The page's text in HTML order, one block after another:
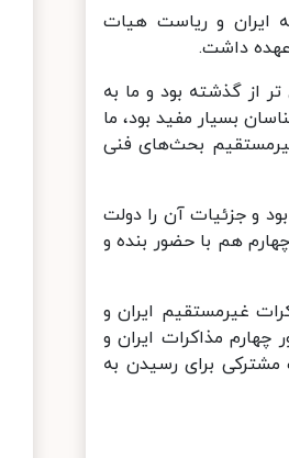
ایران و ریاست هیات
داشت.
از گذشته بود و ما به
بسیار مفید بود، ما
بحث‌های فنی
اردیبهشت ماه) خواهد بود و جزئیات آن را دولت
هم با حضور بنده و
غیرمستقیم ایران و
دور چهارم مذاکرات ایران و
برای رسیدن به